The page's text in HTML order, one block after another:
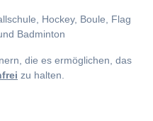
Hockey, Boule, Flag
Badminton
die es ermöglichen, das
zu halten.